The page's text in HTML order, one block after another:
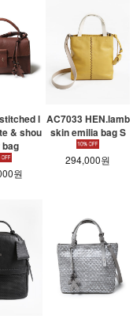
l
& shou
원
AC7033 HEN.lamb
skin emilia bag S
294,000원